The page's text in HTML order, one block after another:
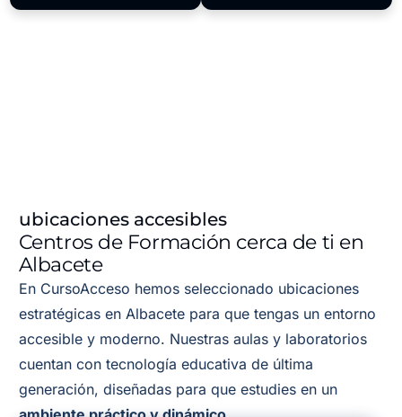
ubicaciones accesibles
Centros de Formación cerca de ti en
Albacete
En CursoAcceso hemos seleccionado ubicaciones
estratégicas en Albacete para que tengas un entorno
accesible y moderno. Nuestras aulas y laboratorios
cuentan con tecnología educativa de última
generación, diseñadas para que estudies en un